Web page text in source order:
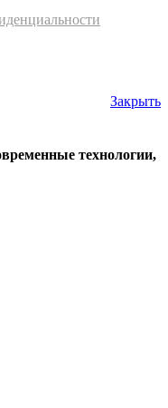
Закрыть
технологии,